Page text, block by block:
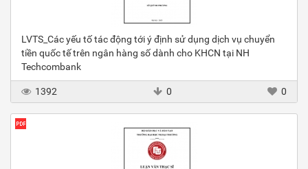
LVTS_Các yếu tố tác động tới ý định sử dụng dịch vụ chuyển
tiền quốc tế trên ngân hàng số dành cho KHCN tại NH
Techcombank
1392 0 0